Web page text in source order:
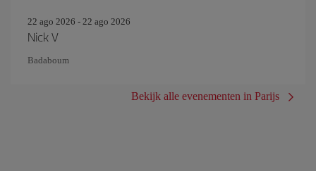
22 ago 2026 - 22 ago 2026
Nick V
Badaboum
Bekijk alle evenementen in Parijs